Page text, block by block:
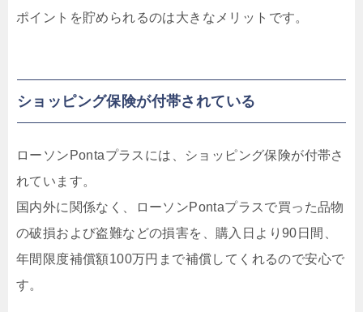
ポイントを貯められるのは大きなメリットです。
ショッピング保険が付帯されている
ローソンPontaプラスには、ショッピング保険が付帯さ
れています。
国内外に関係なく、ローソンPontaプラスで買った品物
の破損および盗難などの損害を、 購入日より90日間、
年間限度補償額100万円まで補償してくれるので安心で
す。